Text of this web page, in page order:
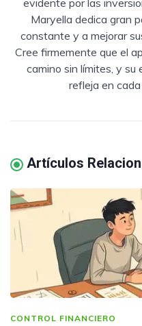
Maryella dedica gran
constante y a mejorar
Cree firmemente que el
camino sin límites, y
refleja en cada
Artículos
CONTROL FINANCIERO